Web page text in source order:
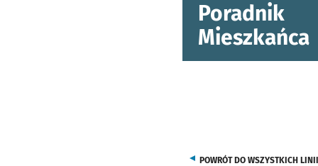
Poradnik
Mieszkańca
POWRÓT DO WSZYSTKICH LINII